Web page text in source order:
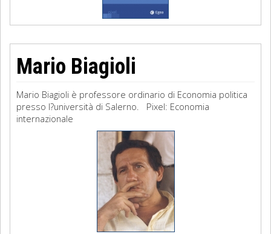
Mario Biagioli
Mario Biagioli è professore ordinario di Economia politica
presso l?università di Salerno. Pixel: Economia
internazionale